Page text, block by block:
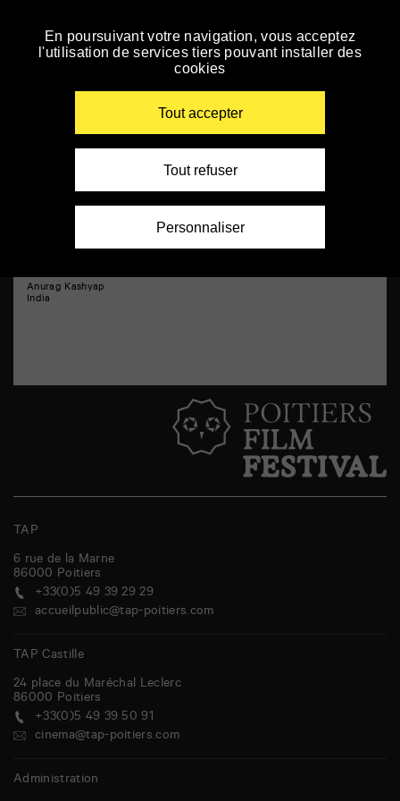
Skip
toBollywood Soirée
Anurag Kashyap
India
TAP
6 rue de la Marne
86000 Poitiers
+33(0)5 49 39 29 29
accueilpublic@tap-poitiers.com
TAP Castille
24 place du Maréchal Leclerc
86000 Poitiers
+33(0)5 49 39 50 91
cinema@tap-poitiers.com
Administration
En poursuivant votre navigation, vous acceptez
l'utilisation de services tiers pouvant installer des
cookies
Tout accepter
Tout refuser
Personnaliser